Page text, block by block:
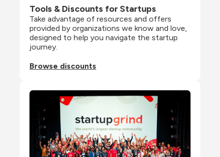
Tools & Discounts for Startups
Take advantage of resources and offers
provided by organizations we know and love,
designed to help you navigate the startup
journey.
Browse discounts